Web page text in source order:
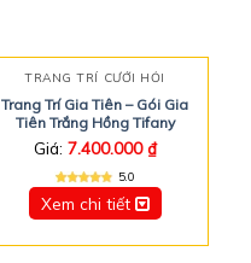
TRANG TRÍ CƯỚI HỎI
Trang Trí Gia Tiên – Gói Gia
Tiên Trắng Hồng Tifany
Giá: 7.400.000₫
5.0
Xem chi tiết